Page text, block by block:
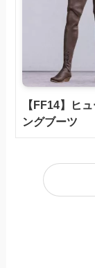
【FF14】ヒ
ングブーツ